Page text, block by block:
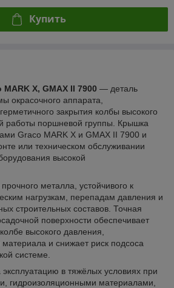
Купить
X, GMAX II 7900 — деталь
окрасочного аппарата,
закрытия колбы высокого
работы поршневой группы. Крышка
Graco MARK X и GMAX II 7900 и
или техническом обслуживании
высокой
металла, устойчивого к
нагрузкам, перепадам давления и
строительных составов. Точная
поверхности обеспечивает
высокого давления,
и снижает риск подсоса
системе.
в тяжёлых условиях при
гидроизоляционными материалами,